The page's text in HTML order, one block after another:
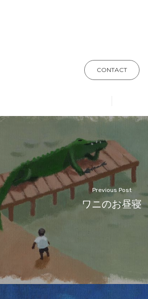
CONTACT
Previous Post
ワニのお昼寝